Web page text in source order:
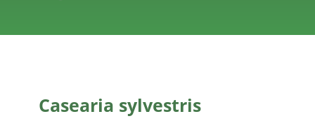
Casearia sylvestris